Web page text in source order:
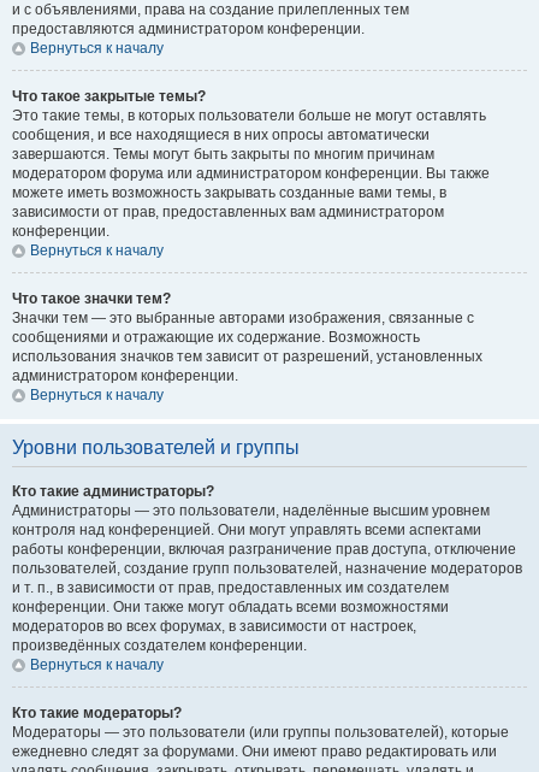
и с объявлениями, права на создание прилепленных тем
предоставляются администратором конференции.
Вернуться к началу
Что такое закрытые темы?
Это такие темы, в которых пользователи больше не могут оставлять
сообщения, и все находящиеся в них опросы автоматически
завершаются. Темы могут быть закрыты по многим причинам
модератором форума или администратором конференции. Вы также
можете иметь возможность закрывать созданные вами темы, в
зависимости от прав, предоставленных вам администратором
конференции.
Вернуться к началу
Что такое значки тем?
Значки тем — это выбранные авторами изображения, связанные с
сообщениями и отражающие их содержание. Возможность
использования значков тем зависит от разрешений, установленных
администратором конференции.
Вернуться к началу
Уровни пользователей и группы
Кто такие администраторы?
Администраторы — это пользователи, наделённые высшим уровнем
контроля над конференцией. Они могут управлять всеми аспектами
работы конференции, включая разграничение прав доступа, отключение
пользователей, создание групп пользователей, назначение модераторов
и т. п., в зависимости от прав, предоставленных им создателем
конференции. Они также могут обладать всеми возможностями
модераторов во всех форумах, в зависимости от настроек,
произведённых создателем конференции.
Вернуться к началу
Кто такие модераторы?
Модераторы — это пользователи (или группы пользователей), которые
ежедневно следят за форумами. Они имеют право редактировать или